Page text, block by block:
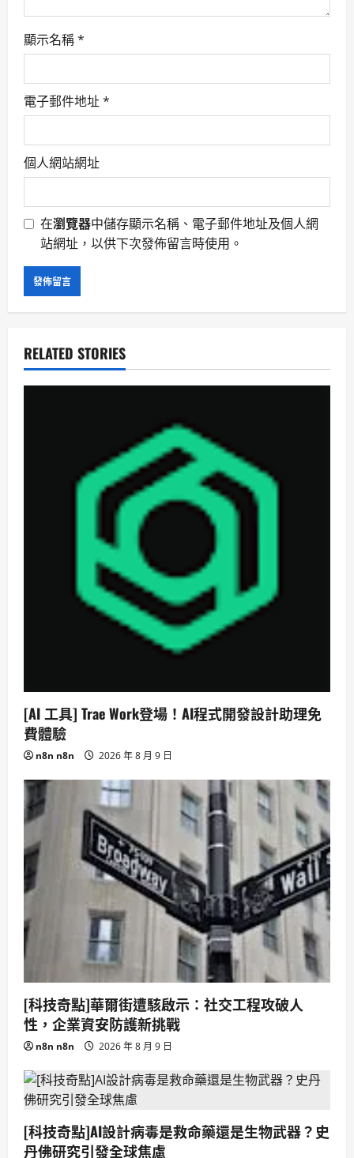
顯示名稱*
電子郵件地址*
個人網站網址
在瀏覽器中儲存顯示名稱、電子郵件地址及個人網
站網址，以供下次發佈留言時使用。
RELATED STORIES
[AI 工具] Trae Work登場！AI程式開發設計助理免
費體驗
n8n n8n 2026 年 8 月 9 日
[科技奇點]華爾街遭駭啟示：社交工程攻破人
性，企業資安防護新挑戰
n8n n8n 2026 年 8 月 9 日
[科技奇點]AI設計病毒是救命藥還是生物武器？史
丹佛研究引發全球焦慮